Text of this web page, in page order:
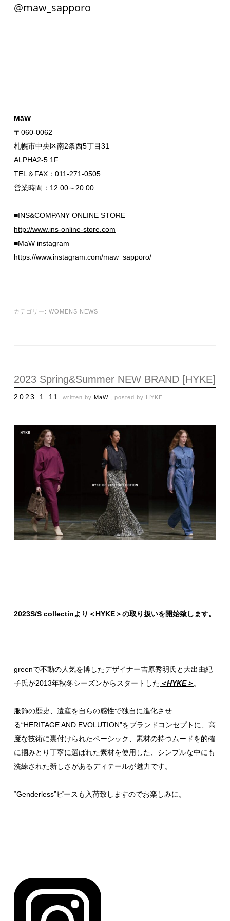
@maw_sapporo
MāW
〒060-0062
札幌市中央区南2条西5丁目31
ALPHA2-5 1F
TEL＆FAX：011-271-0505
営業時間：12:00～20:00
■INS&COMPANY ONLINE STORE
http://www.ins-online-store.com
■MaW instagram
https://www.instagram.com/maw_sapporo/
カテゴリー: WOMENS NEWS
2023 Spring&Summer NEW BRAND [HYKE]
2023.1.11 written by MaW , posted by HYKE
2023S/S collectinより＜HYKE＞の取り扱いを開始致します。
greenで不動の人気を博したデザイナー吉原秀明氏と大出由紀
子氏が2013年秋冬シーズンからスタートした ＜HYKE＞。
服飾の歴史、遺産を自らの感性で独自に進化させ
る“HERITAGE AND EVOLUTION”をブランドコンセプトに、高
度な技術に裏付けられたベーシック、素材の持つムードを的確
に掴みとり丁寧に選ばれた素材を使用した、シンプルな中にも
洗練された新しさがあるディテールが魅力です。
“Genderless”ピースも入荷致しますのでお楽しみに。